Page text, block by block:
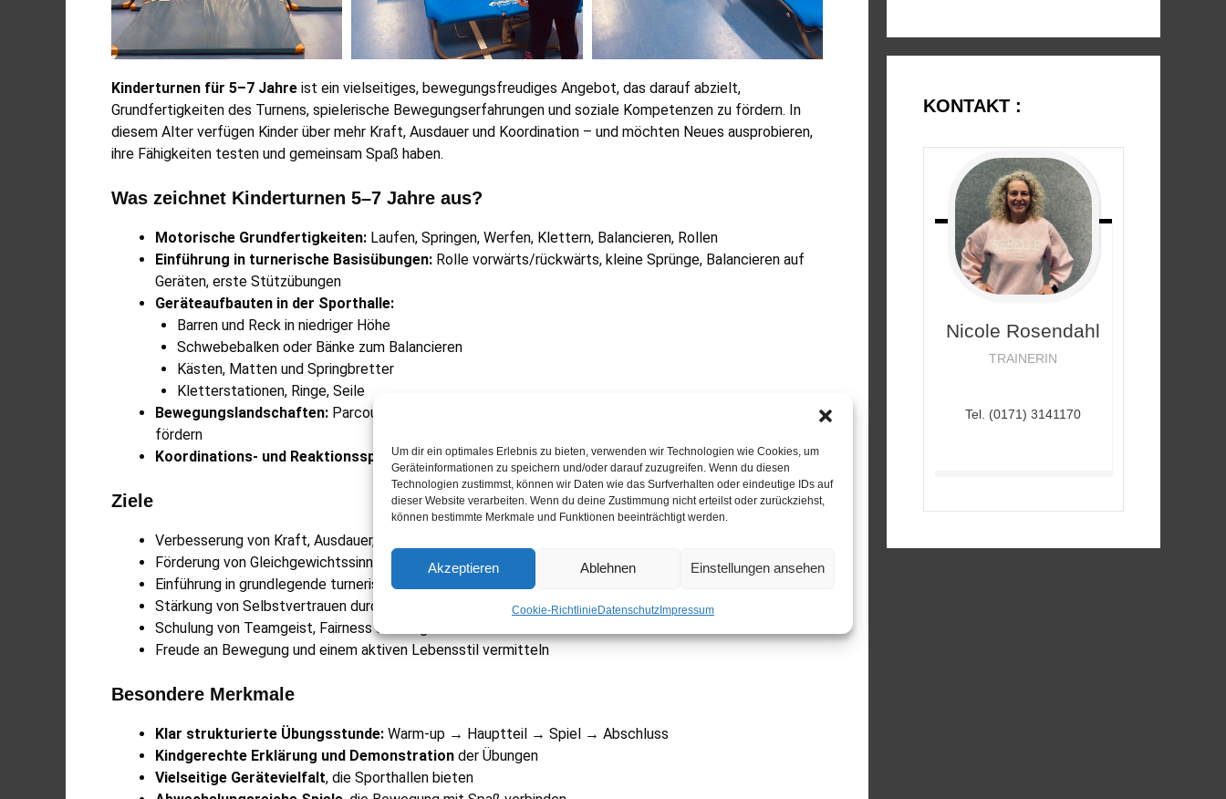
Um dir ein optimales Erlebnis zu bieten, verwenden wir Technologien wie Cookies, um
Geräteinformationen zu speichern und/oder darauf zuzugreifen. Wenn du diesen
Technologien zustimmst, können wir Daten wie das Surfverhalten oder eindeutige IDs auf
dieser Website verarbeiten. Wenn du deine Zustimmung nicht erteilst oder zurückziehst,
können bestimmte Merkmale und Funktionen beeinträchtigt werden.
Akzeptieren Ablehnen Einstellungen ansehen
Cookie-RichtlinieDatenschutzImpressum
Kinderturnen für 5–7 Jahre ist ein vielseitiges, bewegungsfreudiges Angebot, das darauf abzielt,
Grundfertigkeiten des Turnens, spielerische Bewegungserfahrungen und soziale Kompetenzen zu fördern. In
diesem Alter verfügen Kinder über mehr Kraft, Ausdauer und Koordination – und möchten Neues ausprobieren,
ihre Fähigkeiten testen und gemeinsam Spaß haben.
Was zeichnet Kinderturnen 5–7 Jahre aus?
Motorische Grundfertigkeiten: Laufen, Springen, Werfen, Klettern, Balancieren, Rollen
Einführung in turnerische Basisübungen: Rolle vorwärts/rückwärts, kleine Sprünge, Balancieren auf
Geräten, erste Stützübungen
Geräteaufbauten in der Sporthalle:
Barren und Reck in niedriger Höhe
Schwebebalken oder Bänke zum Balancieren
Kästen, Matten und Springbretter
Kletterstationen, Ringe, Seile
Bewegungslandschaften: Parcours aus großen Turngeräten, die die Kreativität und Bewegungsfreude
fördern
Koordinations- und Reaktionsspiele:Fangspiele, Staffelspiele, Ballspiele in kindgerechter Form
Ziele
Verbesserung von Kraft, Ausdauer, Beweglichkeit und Koordination
Förderung von Gleichgewichtssinn und Körperkontrolle
Einführung in grundlegende turnerische Techniken
Stärkung von Selbstvertrauen durch Erfolgserlebnisse
Schulung von Teamgeist, Fairness und Regeln
Freude an Bewegung und einem aktiven Lebensstil vermitteln
Besondere Merkmale
Klar strukturierte Übungsstunde: Warm-up → Hauptteil → Spiel → Abschluss
Kindgerechte Erklärung und Demonstration der Übungen
Vielseitige Gerätevielfalt, die Sporthallen bieten
KONTAKT :
Nicole Rosendahl
TRAINERIN
Tel. (0171) 3141170